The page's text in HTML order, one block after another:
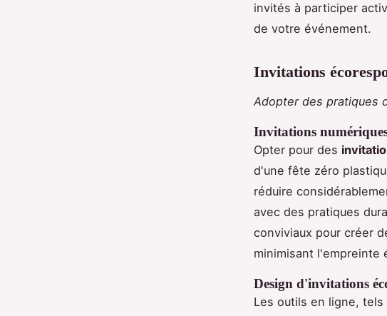
invités à participer
de votre événement.
Invitations
Adopter des pratiques
Invitations
Opter pour des
d'une fête zéro
réduire
avec des pratiques
conviviaux pour créer
minimisant l'empreinte
Design d'invitations
Les outils en ligne,